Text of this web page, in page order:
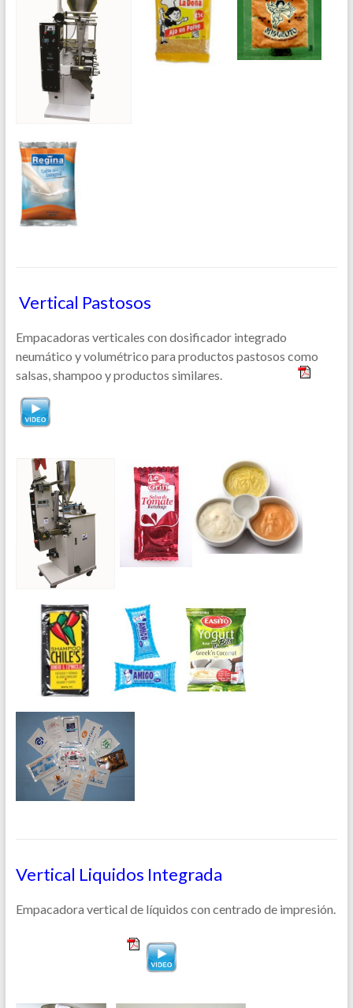
Vertical Pastosos
Empacadoras verticales con dosificador integrado
neumático y volumétrico para productos pastosos como
salsas, shampoo y productos similares.
Vertical Liquidos Integrada
Empacadora vertical de líquidos con centrado de impresión.